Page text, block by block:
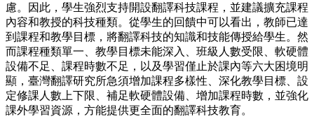
慮。因此，學生強烈支持開設翻譯科技課程，並建議擴充課程
內容和教授的科技種類。從學生的回饋中可以看出，教師已達
到課程和教學目標，將翻譯科技的知識和技能傳授給學生。然
而課程種類單一、教學目標未能深入、班級人數受限、軟硬體
設備不足、課程時數不足，以及學習僅止於課內等六大困境明
顯，臺灣翻譯研究所急須增加課程多樣性、深化教學目標、設
定修課人數上下限、補足軟硬體設備、增加課程時數，並強化
課外學習資源，方能提供更全面的翻譯科技教育。